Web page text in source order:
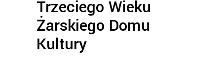
Trzeciego Wieku
Żarskiego Domu
Kultury